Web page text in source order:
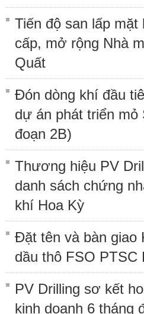
Tiến độ san lấp mặt
cấp, mở rộng Nhà
Quất
Đón dòng khí đầu
dự án phát triển
đoạn 2B)
Thương hiệu PV
danh sách chứng
khí Hoa Kỳ
Đặt tên và bàn giao
dầu thô FSO PTSC
PV Drilling sơ kết
kinh doanh 6 tháng